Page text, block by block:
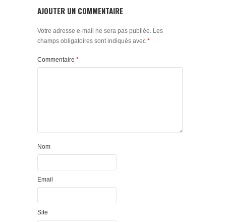
AJOUTER UN COMMENTAIRE
Votre adresse e-mail ne sera pas publiée. Les
champs obligatoires sont indiqués avec *
Commentaire *
Nom
Email
Site